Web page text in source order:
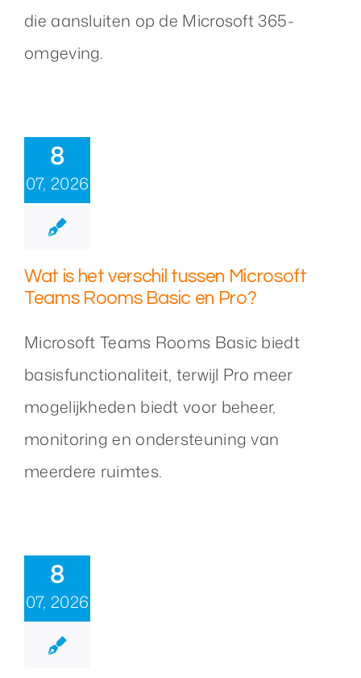
die aansluiten op de Microsoft 365-
omgeving.
8
07, 2026
Wat is het verschil tussen Microsoft
Teams Rooms Basic en Pro?
Microsoft Teams Rooms Basic biedt
basisfunctionaliteit, terwijl Pro meer
mogelijkheden biedt voor beheer,
monitoring en ondersteuning van
meerdere ruimtes.
8
07, 2026